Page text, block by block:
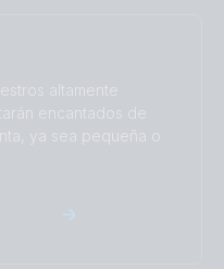
altamente
encantados de
ya sea pequeña o